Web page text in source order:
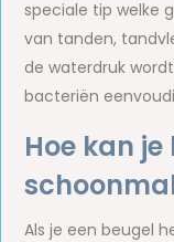
speciale tip welke
van tanden,
de waterdruk
bacteriën
Hoe kan
Als je een beugel